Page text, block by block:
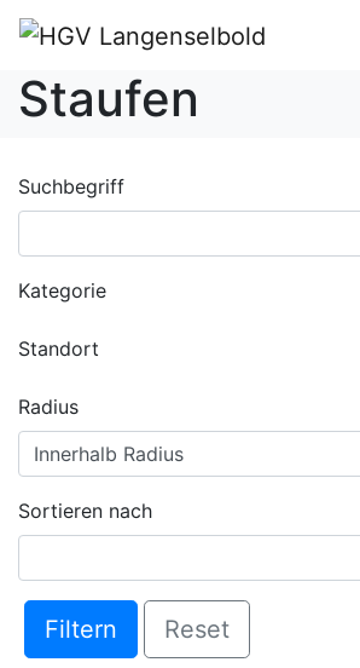
Staufen
Suchbegriff
Kategorie
Standort
Radius
Sortieren nach
Filtern Reset